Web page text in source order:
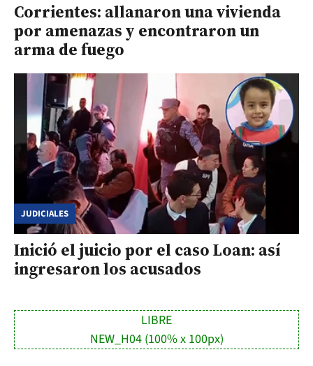
Corrientes: allanaron una vivienda
por amenazas y encontraron un
arma de fuego
JUDICIALES
Inició el juicio por el caso Loan: así
ingresaron los acusados
LIBRE
NEW_H04 (100% x 100px)